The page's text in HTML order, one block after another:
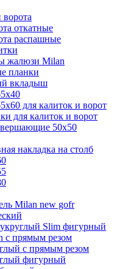
откатные
распашные
жалюзи Milan
планки
вкладыш
для калиток и ворот
для калиток и ворот
50х50
накладка на столб
Milan new gofr
Slim фигурный
с прямым резом
с прямым резом
фигурный